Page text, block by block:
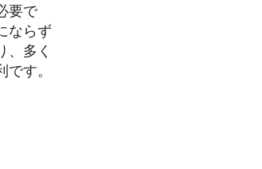
要で
ならず
、多く
す。